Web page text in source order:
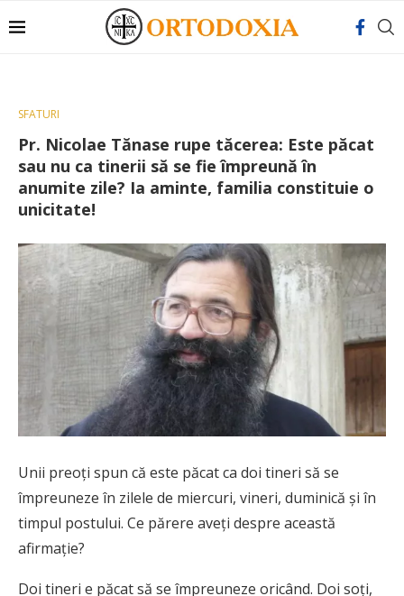
SFATURI
Pr. Nicolae Tănase rupe tăcerea: Este păcat
sau nu ca tinerii să se fie împreună în
anumite zile? Ia aminte, familia constituie o
unicitate!
Unii preoţi spun că este păcat ca doi tineri să se
împreuneze în zilele de miercuri, vineri, duminică şi în
timpul postului. Ce părere aveţi despre această
afirmaţie?
Doi tineri e păcat să se împreuneze oricând. Doi soţi,